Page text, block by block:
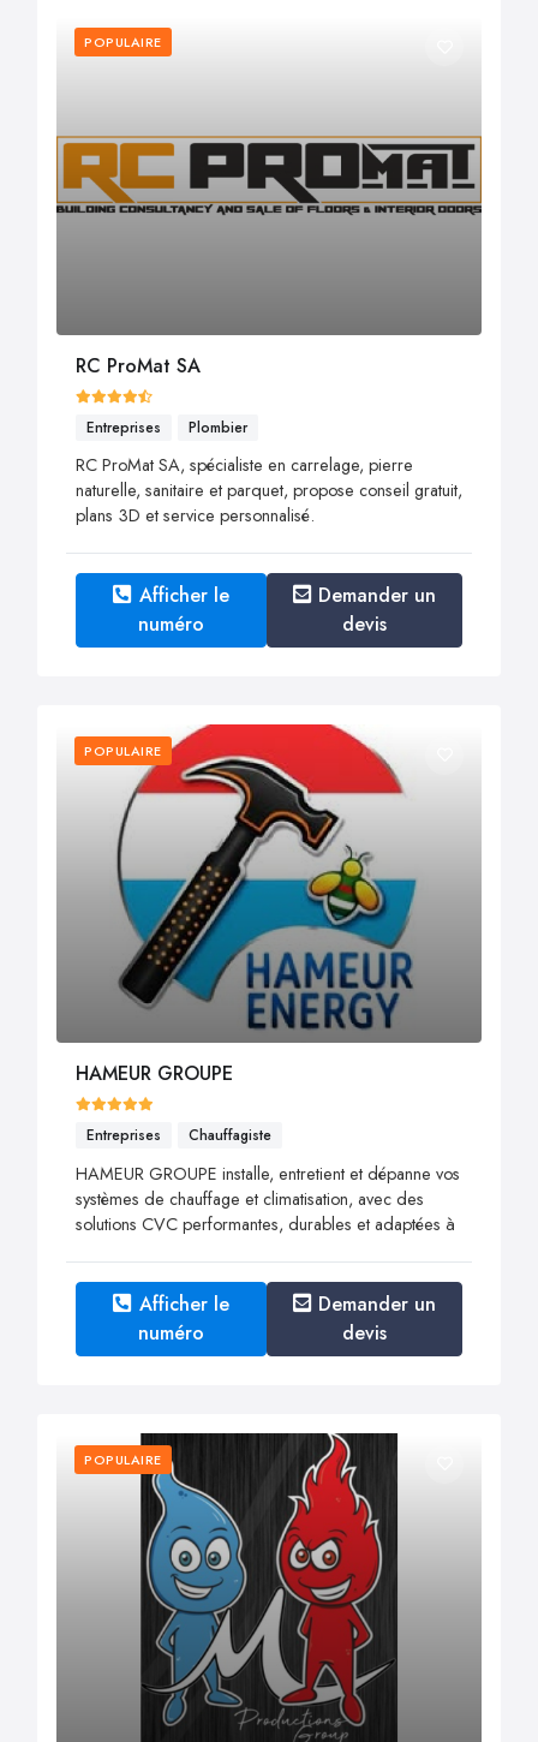
POPULAIRE
RC ProMat SA
Entreprises Plombier
RC ProMat SA, spécialiste en carrelage, pierre
naturelle, sanitaire et parquet, propose conseil gratuit,
plans 3D et service personnalisé.
Afficher le
numéro
Demander un
devis
POPULAIRE
HAMEUR GROUPE
Entreprises Chauffagiste
HAMEUR GROUPE installe, entretient et dépanne vos
systèmes de chauffage et climatisation, avec des
solutions CVC performantes, durables et adaptées à
Afficher le
numéro
Demander un
devis
POPULAIRE